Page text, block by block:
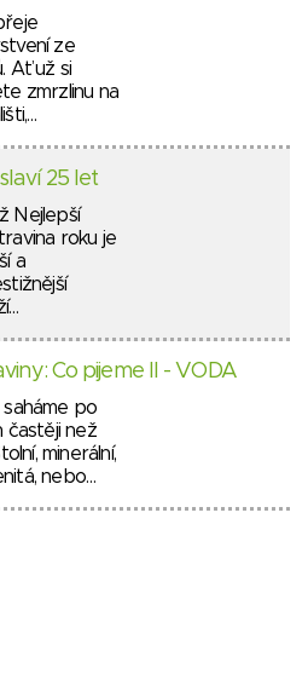
ze
Ať už si
zmrzlinu na
25 let
Nejlepší
roku je
a
Co pijeme II - VODA
po
častěji než
minerální,
nebo…